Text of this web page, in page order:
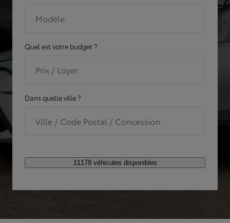
Modèle
Quel est votre budget ?
Prix / Loyer
Dans quelle ville ?
Ville / Code Postal / Concession
11178 véhicules disponibles